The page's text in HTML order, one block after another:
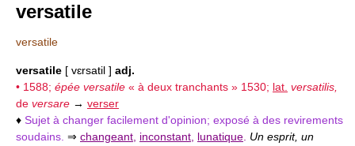
versatile
versatile
versatile [ vɛrsatil ] adj.
• 1588; épée versatile « à deux tranchants » 1530; lat. versatilis,
de versare → verser
♦ Sujet à changer facilement d'opinion; exposé à des revirements
soudains. ⇒ changeant inconstant lunatique Un esprit, un